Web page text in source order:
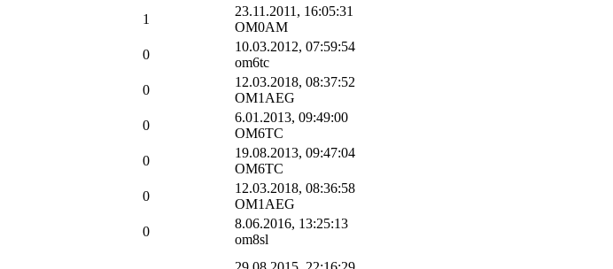
1
23.11.2011, 16:05:31
OM0AM
0
10.03.2012, 07:59:54
om6tc
0
12.03.2018, 08:37:52
OM1AEG
0
6.01.2013, 09:49:00
OM6TC
0
19.08.2013, 09:47:04
OM6TC
0
12.03.2018, 08:36:58
OM1AEG
0
8.06.2016, 13:25:13
om8sl